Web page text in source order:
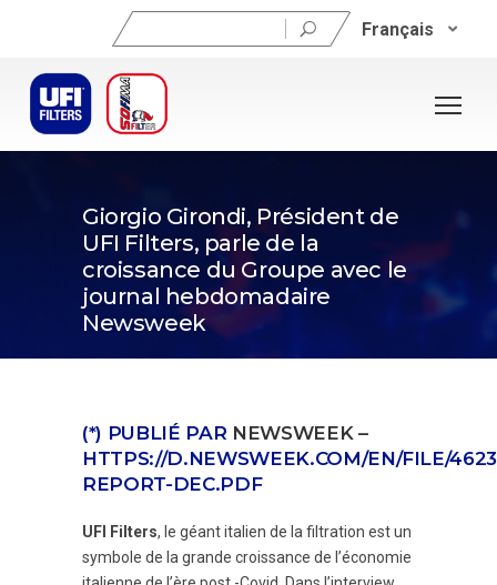
Rechercher : Français
Giorgio Girondi, Président de
UFI Filters, parle de la
croissance du Groupe avec le
journal hebdomadaire
Newsweek
23 décembre 2021
(*) PUBLIÉ PAR NEWSWEEK –
HTTPS://D.NEWSWEEK.COM/EN/FILE/
REPORT-DEC.PDF
UFI Filters, le géant italien de la filtration est un
symbole de la grande croissance de l’économie